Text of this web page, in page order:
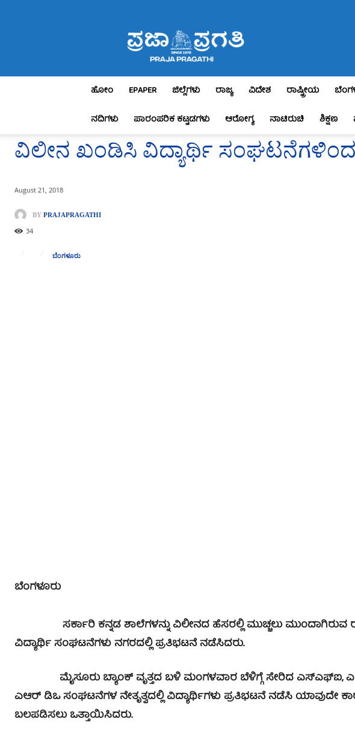
Pragathi
ಹೋಂ EPAPER ಜಿಲ್ಲೆಗಳು ರಾಜ್ಯ ವಿದೇಶ ರಾಷ್ಟ್ರೀಯ
ನದಿಗಳು
ಪಾರಂಪರಿಕ ಕಟ್ಟಡಗಳು ಆರೋಗ್ಯ ನಾಟಿರುಚಿ ಶಿಕ್ಷಣ
ವಿಲೀನ ಖಂಡಿಸಿ ವಿದ್ಯಾರ್ಥಿ ಸಂಘಟನೆಗಳಿಂದ
August 21, 2018
BY PRAJAPRAGATHI
34
ಬೆಂಗಳೂರು
ಬೆಂಗಳೂರು
ಸರ್ಕಾರಿ ಕನ್ನಡ ಶಾಲೆಗಳನ್ನು ವಿಲೀನದ ಹೆಸರಲ್ಲಿ ಮುಚ್ಚಲು ಮುಂದಾಗಿರುವ
ವಿದ್ಯಾರ್ಥಿ ಸಂಘಟನೆಗಳು ನಗರದಲ್ಲಿ ಪ್ರತಿಭಟನೆ ನಡೆಸಿದರು.
ಮೈಸೂರು ಬ್ಯಾಂಕ್ ವೃತ್ತದ ಬಳಿ ಮಂಗಳವಾರ ಬೆಳಿಗ್ಗೆ ಸೇರಿದ ಎಸ್‍ಎಫ್‍ಐ,
ಎಆರ್ ಡಿಒ ಸಂಘಟನೆಗಳ ನೇತೃತ್ವದಲ್ಲಿ ವಿದ್ಯಾರ್ಥಿಗಳು ಪ್ರತಿಭಟನೆ ನಡೆಸಿ ಯಾವುದೇ
ಬಲಪಡಿಸಲು ಒತ್ತಾಯಿಸಿದರು.